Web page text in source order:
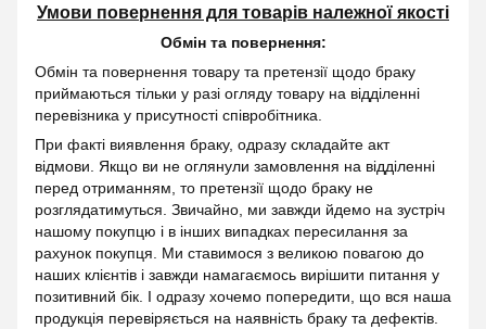
Умови повернення для товарів належної якості
Обмін та повернення:
Обмін та повернення товару та претензії щодо браку
приймаються тільки у разі огляду товару на відділенні
перевізника у присутності співробітника.
При факті виявлення браку, одразу складайте акт
відмови. Якщо ви не оглянули замовлення на відділенні
перед отриманням, то претензії щодо браку не
розглядатимуться. Звичайно, ми завжди йдемо на зустріч
нашому покупцю і в інших випадках пересилання за
рахунок покупця. Ми ставимося з великою повагою до
наших клієнтів і завжди намагаємось вирішити питання у
позитивний бік. І одразу хочемо попередити, що вся наша
продукція перевіряється на наявність браку та дефектів.